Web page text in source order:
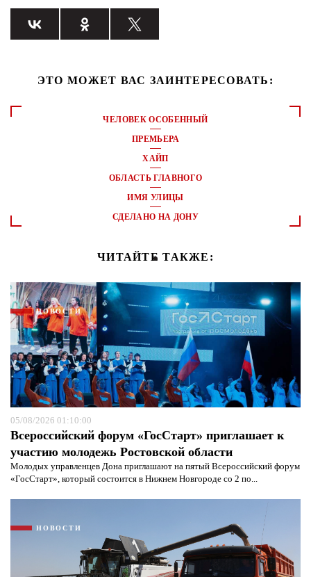
ЭТО МОЖЕТ ВАС ЗАИНТЕРЕСОВАТЬ:
ЧЕЛОВЕК ОСОБЕННЫЙ
ПРЕМЬЕРА
ХАЙП
ОБЛАСТЬ ГЛАВНОГО
ИМЯ УЛИЦЫ
СДЕЛАНО НА ДОНУ
ЧИТАЙТЕ ТАКЖЕ:
НОВОСТИ
05/08/2026 01:10:00
Всероссийский форум «ГосСтарт» приглашает к
участию молодежь Ростовской области
Молодых управленцев Дона приглашают на пятый Всероссийский форум
«ГосСтарт», который состоится в Нижнем Новгороде со 2 по...
НОВОСТИ